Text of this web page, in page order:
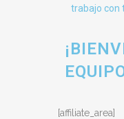
trabajo con
[affiliate_area]